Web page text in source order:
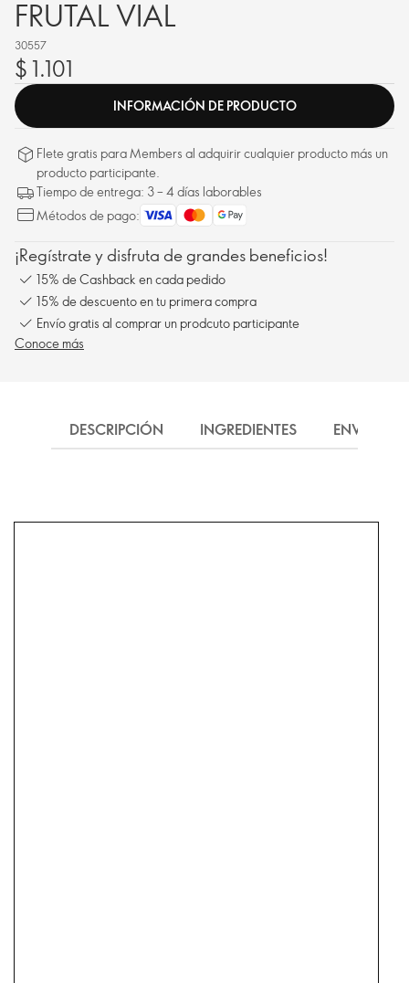
FRUTAL VIAL
30557
$ 1.101
INFORMACIÓN DE PRODUCTO
Flete gratis para Members al adquirir cualquier producto más un
producto participante.
Tiempo de entrega: 3 – 4 días laborables
Métodos de pago:
¡Regístrate y disfruta de grandes beneficios!
15% de Cashback en cada pedido
15% de descuento en tu primera compra
Envío gratis al comprar un prodcuto participante
Conoce más
DESCRIPCIÓN INGREDIENTES ENVÍO